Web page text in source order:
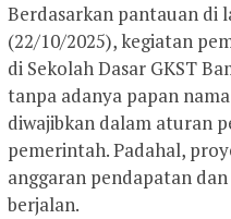
Berdasarkan pantauan di
(22/10/2025), kegiatan
di Sekolah Dasar GKST
tanpa adanya papan
diwajibkan dalam aturan
pemerintah. Padahal,
anggaran pendapatan
berjalan.